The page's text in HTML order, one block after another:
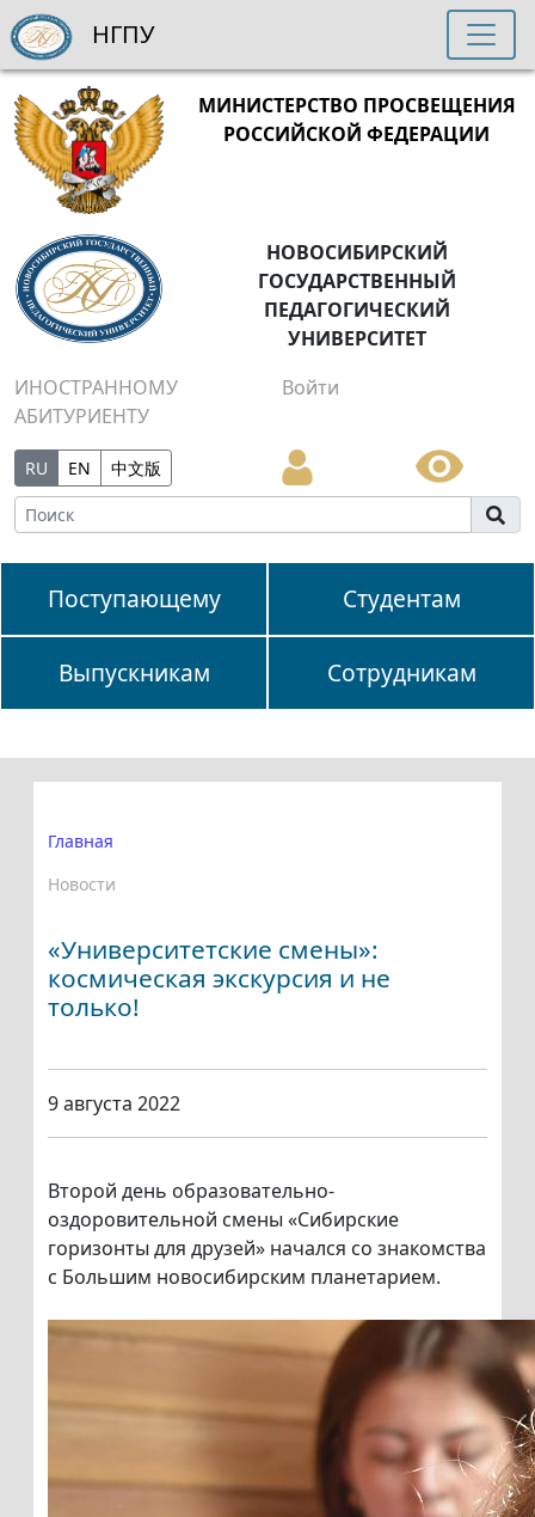
МИНИСТЕРСТВО ПРОСВЕЩЕНИЯ
РОССИЙСКОЙ ФЕДЕРАЦИИ
НОВОСИБИРСКИЙ
ГОСУДАРСТВЕННЫЙ
ПЕДАГОГИЧЕСКИЙ
УНИВЕРСИТЕТ
ИНОСТРАННОМУ
АБИТУРИЕНТУ
Войти
RU EN 中文版
Поступающему Студентам
Выпускникам Сотрудникам
НГПУ
Главная
Новости
«Университетские смены»:
космическая экскурсия и не
только!
9 августа 2022
Второй день образовательно-
оздоровительной смены «Сибирские
горизонты для друзей» начался со знакомства
с Большим новосибирским планетарием.